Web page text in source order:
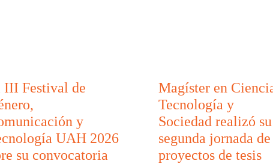
III Festival de
y
UAH 2026
su convocatoria
Magíster en
Tecnología y
Sociedad realizó su
segunda jornada de
proyectos de tesis